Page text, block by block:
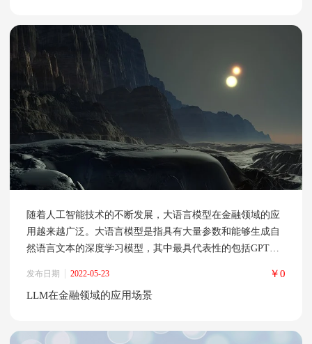
随着人工智能技术的不断发展，大语言模型在金融领域的应
用越来越广泛。大语言模型是指具有大量参数和能够生成自
然语言文本的深度学习模型，其中最具代表性的包括GPT、
风险控制、研究报告自动生成、金融对话机器人等方面。 首
先，大语言模型在金融风险控制方面发挥了重要作用。在金
务。传统的风
发布日期 2022-05-23
￥0
LLM在金融领域的应用场景